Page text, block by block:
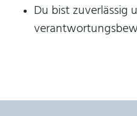
Du bist zuverlässig